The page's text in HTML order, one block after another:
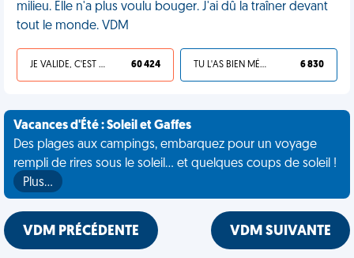
milieu. Elle n'a plus voulu bouger. J'ai dû la traîner devant
tout le monde. VDM
JE VALIDE, C'EST UNE VDM 60 424 TU L'AS BIEN MÉRITÉ 6 830
Vacances d'Été : Soleil et Gaffes
Des plages aux campings, embarquez pour un voyage
rempli de rires sous le soleil... et quelques coups de soleil !
Plus…
VDM PRÉCÉDENTE VDM SUIVANTE